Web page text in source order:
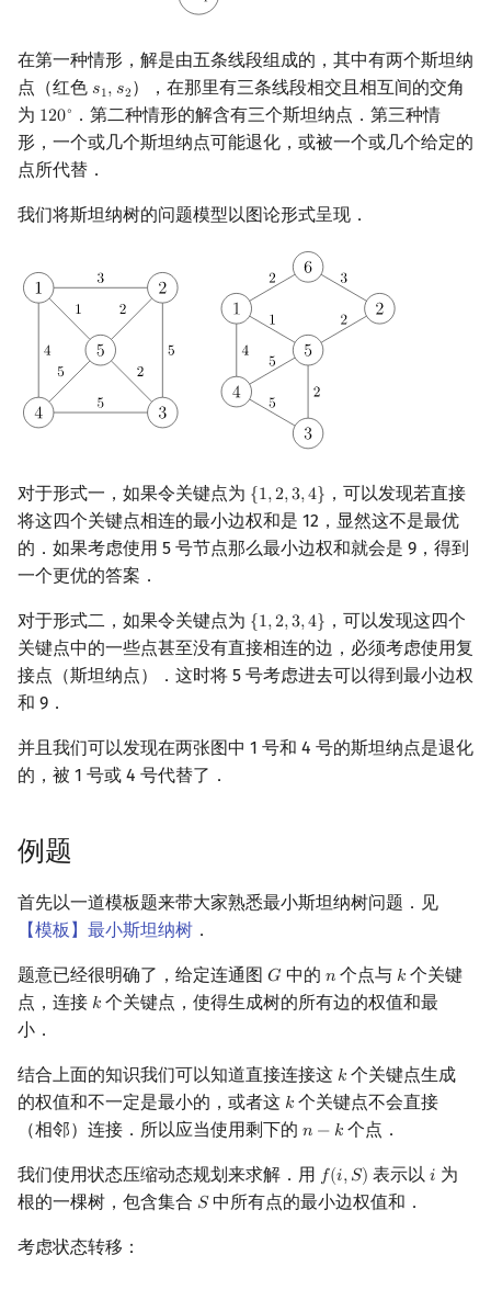
在第一种情形，解是由五条线段组成的，其中有两个斯坦纳
点（红色 𝑠1, 𝑠2
s1, s2 ），在那里有三条线段相交且相互间的交角
为 120∘
120∘ ．第二种情形的解含有三个斯坦纳点．第三种情
形，一个或几个斯坦纳点可能退化，或被一个或几个给定的
点所代替．
我们将斯坦纳树的问题模型以图论形式呈现．
对于形式一，如果令关键点为 {1,2,3,4}
{1,2,3,4}
，可以发现若直接
将这四个关键点相连的最小边权和是 12，显然这不是最优
的．如果考虑使用 5 号节点那么最小边权和就会是 9，得到
一个更优的答案．
对于形式二，如果令关键点为 {1,2,3,4}
{1,2,3,4}
，可以发现这四个
关键点中的一些点甚至没有直接相连的边，必须考虑使用复
接点（斯坦纳点）．这时将 5 号考虑进去可以得到最小边权
和 9．
并且我们可以发现在两张图中 1 号和 4 号的斯坦纳点是退化
的，被 1 号或 4 号代替了．
例题
首先以一道模板题来带大家熟悉最小斯坦纳树问题．见
【模板】最小斯坦纳树 ．
题意已经很明确了，给定连通图 𝐺
G 中的 𝑛
n 个点与 𝑘
k 个关键
点，连接 𝑘
k 个关键点，使得生成树的所有边的权值和最
小．
结合上面的知识我们可以知道直接连接这 𝑘
k 个关键点生成
的权值和不一定是最小的，或者这 𝑘
k 个关键点不会直接
（相邻）连接．所以应当使用剩下的 𝑛 − 𝑘
n −k 个点．
我们使用状态压缩动态规划来求解．用 𝑓(𝑖,𝑆)
f(i,S ) 表示以𝑖
i 为
根的一棵树，包含集合 𝑆
S中所有点的最小边权值和．
考虑状态转移：